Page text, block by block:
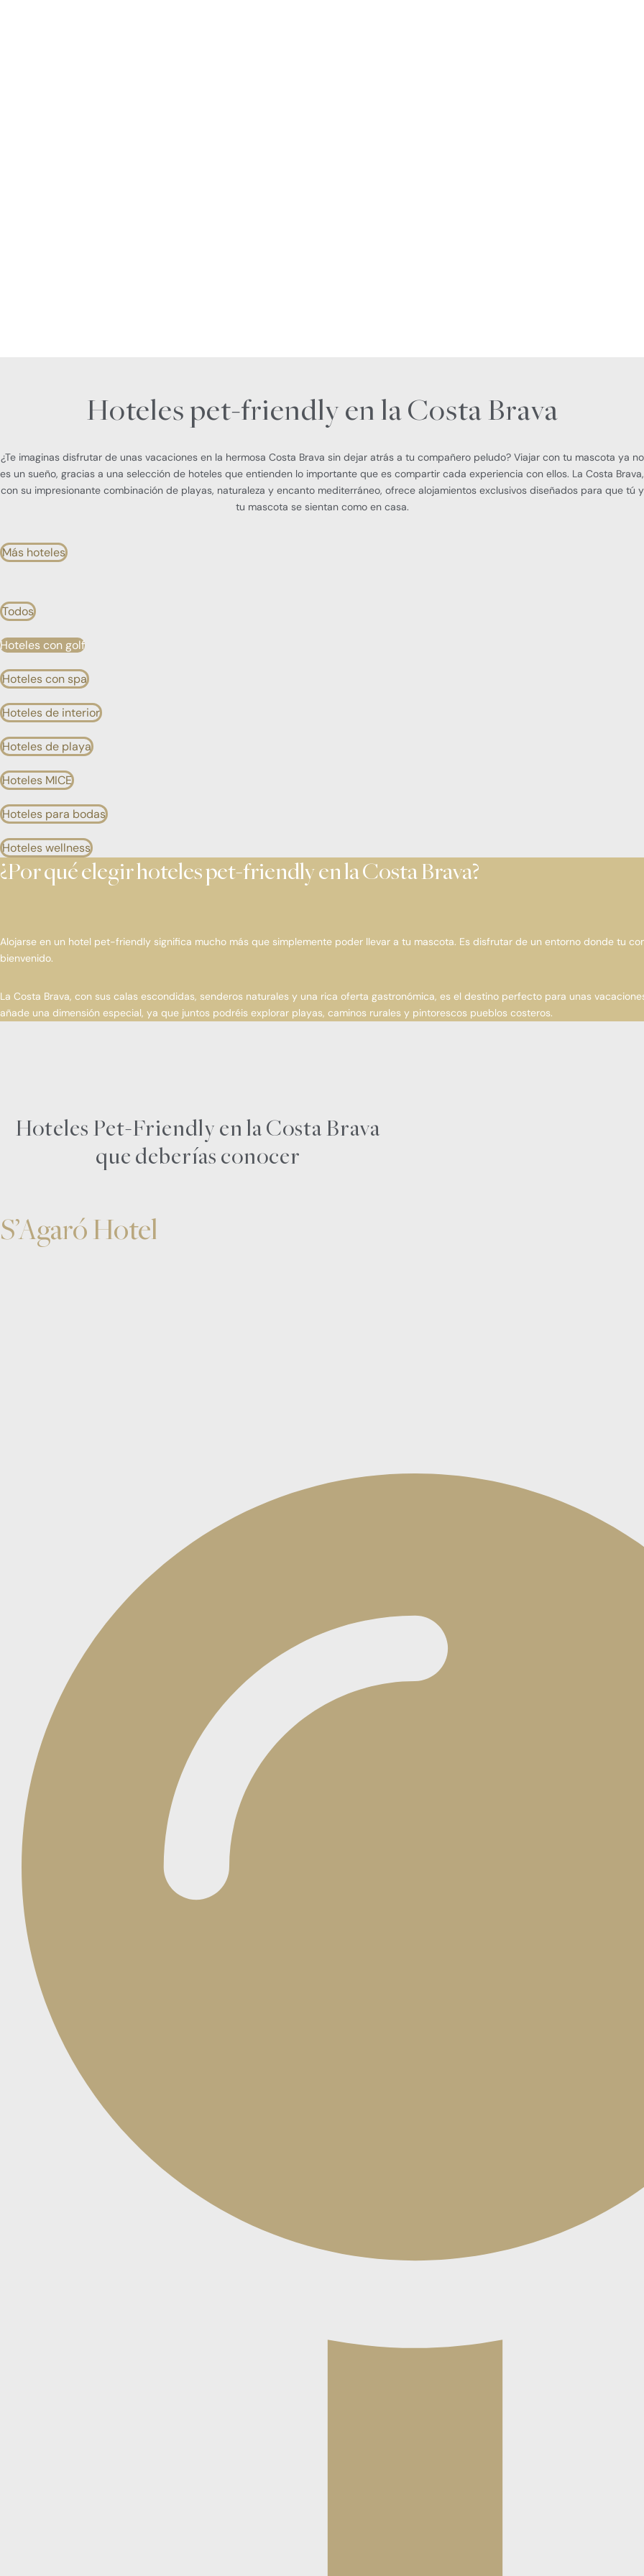
Hoteles pet-friendly en la Costa Brava
¿Te imaginas disfrutar de unas vacaciones en la hermosa Costa Brava sin dejar atrás a tu compañero peludo? Viajar con tu mascota ya no
es un sueño, gracias a una selección de hoteles que entienden lo importante que es compartir cada experiencia con ellos. La Costa Brava,
con su impresionante combinación de playas, naturaleza y encanto mediterráneo, ofrece alojamientos exclusivos diseñados para que tú y
tu mascota se sientan como en casa.
Más hoteles
Todos
Hoteles con golf
Hoteles con spa
Hoteles de interior
Hoteles de playa
Hoteles MICE
Hoteles para bodas
Hoteles wellness
¿Por qué elegir hoteles pet-friendly en la Costa Brava?
Alojarse en un hotel pet-friendly significa mucho más que simplemente poder llevar a tu mascota. Es disfrutar de un entorno donde tu
bienvenido.
La Costa Brava, con sus calas escondidas, senderos naturales y una rica oferta gastronómica, es el destino perfecto para unas
añade una dimensión especial, ya que juntos podréis explorar playas, caminos rurales y pintorescos pueblos costeros.
Hoteles Pet-Friendly en la Costa Brava
que deberías conocer
S’Agaró Hotel